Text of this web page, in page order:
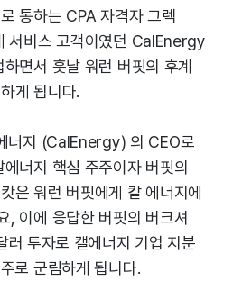
통하는 CPA 자격자 그렉
서비스 고객이였던 CalEnergy
면서 훗날 워런 버핏의 후계
게 됩니다.
너지 (CalEnergy) 의 CEO로
너지 핵심 주주이자 버핏의
은 워런 버핏에게 칼 에너지에
, 이에 응답한 버핏의 버크셔
투자로 캘에너지 기업 지분
로 군림하게 됩니다.